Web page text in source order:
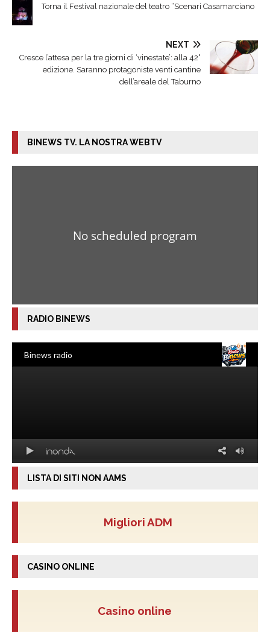
Torna il Festival nazionale del teatro “Scenari Casamarciano
NEXT
Cresce l’attesa per la tre giorni di ‘vinestate’: alla 42°
edizione. Saranno protagoniste venti cantine
dell’areale del Taburno
BINEWS TV. LA NOSTRA WEBTV
RADIO BINEWS
LISTA DI SITI NON AAMS
Migliori ADM
CASINO ONLINE
Casino online